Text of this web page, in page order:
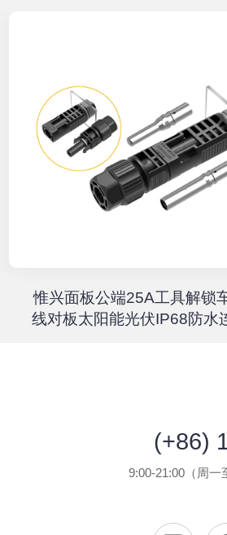
惟兴面板公端25A工具解锁
线对板太阳能光伏IP68防水
(+86)
9:00-21:00（周一